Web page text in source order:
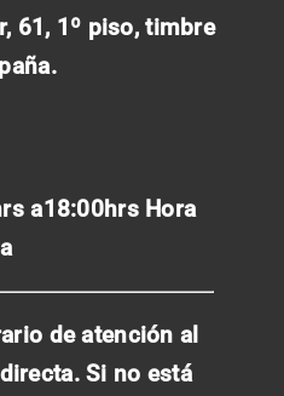
61, 1º piso, timbre
a18:00hrs Hora
de atención al
Si no está